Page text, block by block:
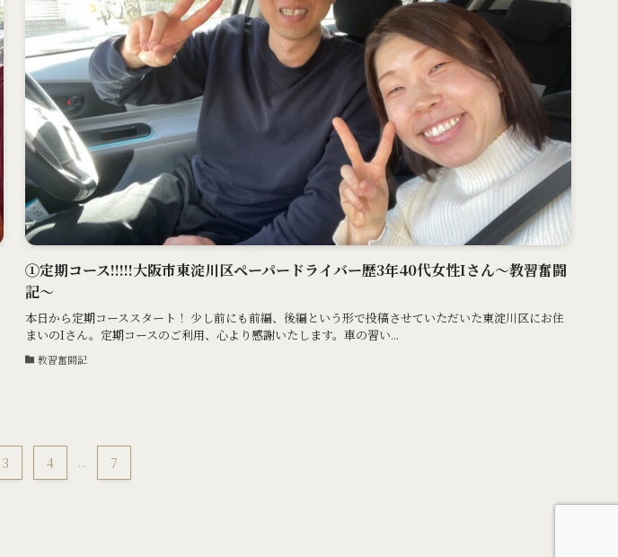
①定期コース!!!!!大阪市東淀川区ペーパードライバー歴3年40代女性Iさん〜教習奮闘
記〜
本日から定期コーススタート！ 少し前にも前編、後編という形で投稿させていただいた東淀川区にお住
まいのIさん。定期コースのご利用、心より感謝いたします。車の習い...
教習奮闘記
3 4 ... 7